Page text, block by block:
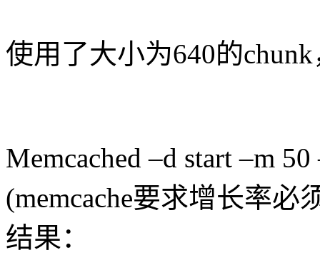
使用了大小为640的
Memcached –d start –m
(memcache要求增长率必
结果：